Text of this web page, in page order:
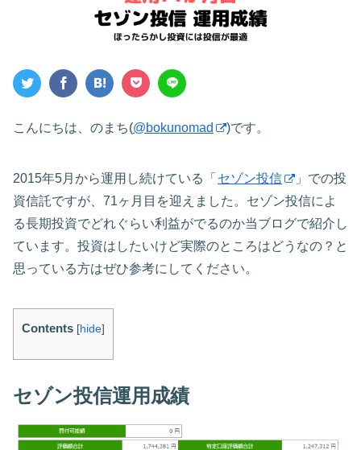
こんにちは、のまち(@bokunomad )です。
2015年5月から運用し続けている「 セゾン投信
」での投
資信託ですが、71ヶ月目を迎えました。セゾン投信によ
る長期投資でどれぐらい利益がでるのか当ブログで紹介し
ています。投資はしたいけど実際のところはどうなの？と
思っている方はぜひ参考にしてください。
Contents [hide]
セゾン投信運用成績